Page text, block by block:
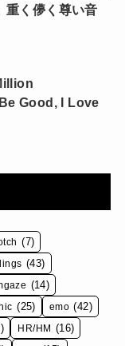
重く儚く尊い音
Good, I Love
(7)
(43)
(14)
(25) emo (42)
HR/HM (16)